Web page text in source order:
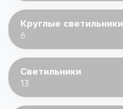
Круглые светильники
6
Светильники
13